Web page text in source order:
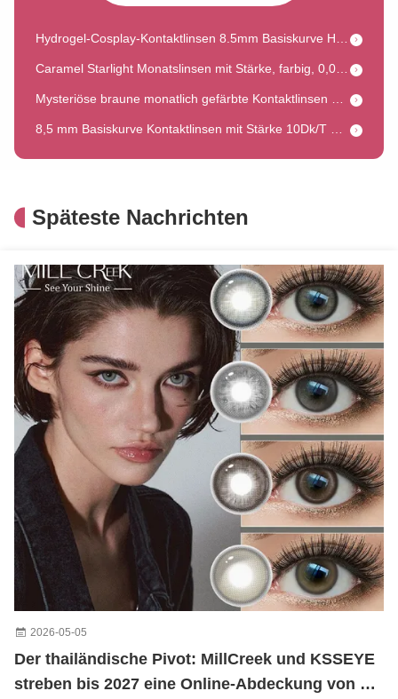
8.5mm Basiskurve Kontaktlinsen Monatslinsen farbig Chicago Grau 14.2mm Durchmesser mit elegantem Design
HEMA Anime Kontaktlinsen Benutzerdefinierte Kontaktlinsen für Cosplay 8,5 mm Basiskurve
14.5mm Durchmesser Jährliche farbige Kontaktlinsen Cosplay Farbige Kontakte Rezept Cosplay
Star Sino Ai tägliche Cosplay Kontaktlinsen Einweg 14,5 mm Durchmesser
14.5mm Mochi Sky Purple Cosplay Kontaktlinsen von MILL CREEK
Vika Purple Tageslinsen für trockene Augen 14,5 mm Durchmesser 11Dk/T Sauerstoffdurchlässigkeit
MILL CREEK Verbandkontaktlinsen mit 40% Wassergehalt, 14,5 mm Durchmesser für die jährliche therapeutische Anwendung
Silas Lady Green 14,2 mm Tageslinsen mit Stärke
Millcreek Angeles N Ash Graue farbige Kontaktlinsen mit 8,5 mm Basiskurve und Grau- und Haselnuss-Untertönen für den täglichen Einmalgebrauch
Weiche kosmetische Augenkontakte Grüne kosmetische Kontaktlinsen 14,2 mm Durchmesser
Goldgelbe Anime-Kontaktlinsen Weich 8.6mm Basiskurve mit vielseitigem Styling
Späteste Nachrichten
2026-05-05
Der thailändische Pivot: MillCreek und KSSEYE
streben bis 2027 eine Online-Abdeckung von 80